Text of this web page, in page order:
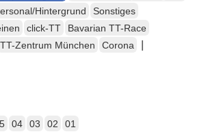
Hintergrund
Sonstiges
click-TT
Bavarian TT-Race
TT-Zentrum München Corona
04 03 02 01